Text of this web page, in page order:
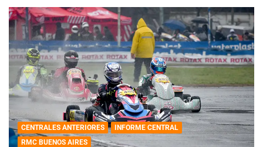
CENTRALES ANTERIORES
INFORME CENTRAL
RMC BUENOS AIRES